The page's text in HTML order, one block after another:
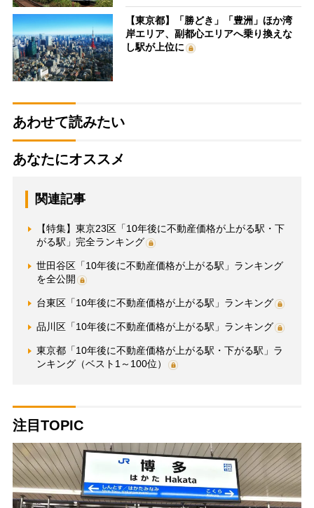
【東京都】「勝どき」「豊洲」ほか湾
岸エリア、副都心エリアへ乗り換えな
し駅が上位に
あわせて読みたい
あなたにオススメ
関連記事
【特集】東京23区「10年後に不動産価格が上がる駅・下
がる駅」完全ランキング
世田谷区「10年後に不動産価格が上がる駅」ランキング
を全公開
台東区「10年後に不動産価格が上がる駅」ランキング
品川区「10年後に不動産価格が上がる駅」ランキング
東京都「10年後に不動産価格が上がる駅・下がる駅」ラ
ンキング（ベスト1～100位）
注目TOPIC